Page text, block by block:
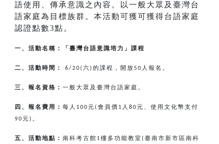
語使用、傳承意識之內容。以一般大眾及臺灣台
語家庭為目標族群。本活動可獲可獲得台語家庭
認證點數3點。
一、活動名稱：「臺灣台語意識培力」課程
二、活動時間： 6/20( 六 ) 的課程，開放50 人報名。
三、報名資格： 一般大眾及臺灣台語家庭。
四、報名費用： 每人 100元( 會員價 1 人 80元、使用文化幣支付
90元 ) 。
五、活動地點： 南科考古館 1樓多功能教室( 臺南市新市區南科